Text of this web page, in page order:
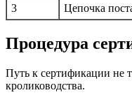
3
Цепочка
Процедура
Путь к сертификации не
кролиководства.